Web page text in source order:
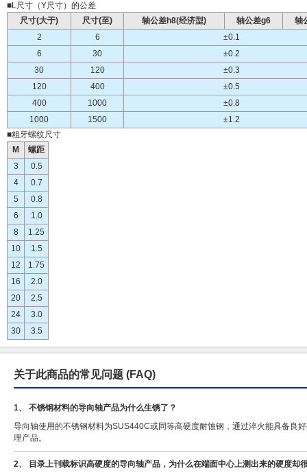
■L尺寸（Y尺寸）的公差
尺寸(大于)
尺寸(至) 轴公差h8(经济型) 轴公差g6
轴
2
6
±0.1
6
30
±0.2
30
120
±0.3
120
400
±0.5
400
1000
±0.8
1000
1500
±1.2
■粗牙螺纹尺寸
M
螺距
3
0.5
4
0.7
5
0.8
6
1.0
8
1.25
10
1.5
12
1.75
16
2.0
20
2.5
24
3.0
30
3.5
关于此商品的常见问题 (FAQ)
1、 不锈钢材料的导向轴产品为什么生锈了？
导向轴使用的不锈钢材料为SUS440C或同等高硬度耐蚀钢，通过淬火能具备良
理产品。
2、 目录上刊载标识高硬度的导向轴产品，为什么在端面中心上测出来的硬度却